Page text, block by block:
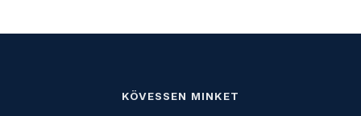
KÖVESSEN MINKET